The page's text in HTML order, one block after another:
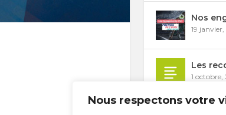
Nous respectons votre
Nos
19
Les
1 octobre,